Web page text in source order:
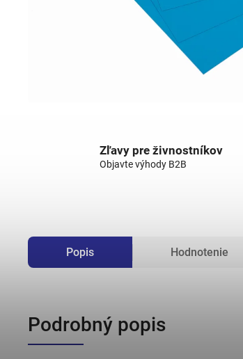
Zľavy pre živnostníkov
Objavte výhody B2B
Popis Hodnotenie
Podrobný popis